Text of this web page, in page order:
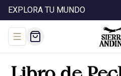
EXPLORA TU MUNDO
Abrir menu de navegación